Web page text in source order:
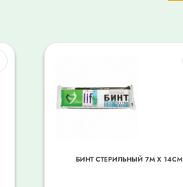
БИНТ СТЕРИЛЬНЫЙ 7М Х 14СМ